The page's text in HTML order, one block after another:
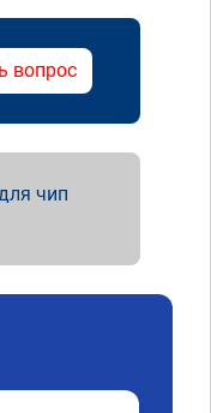
вопрос
чип